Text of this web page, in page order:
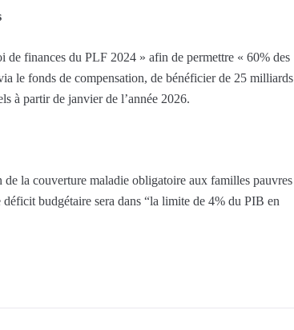
de finances du PLF 2024 » afin de permettre « 60% des
le fonds de compensation, de bénéficier de 25 milliards
à partir de janvier de l’année 2026.
la couverture maladie obligatoire aux familles pauvres
budgétaire sera dans “la limite de 4% du PIB en